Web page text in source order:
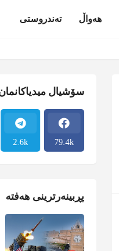
هەواڵ تەندروستی
سۆشیال
79.4k
2.6k
پڕبینەرترینی هەفتە